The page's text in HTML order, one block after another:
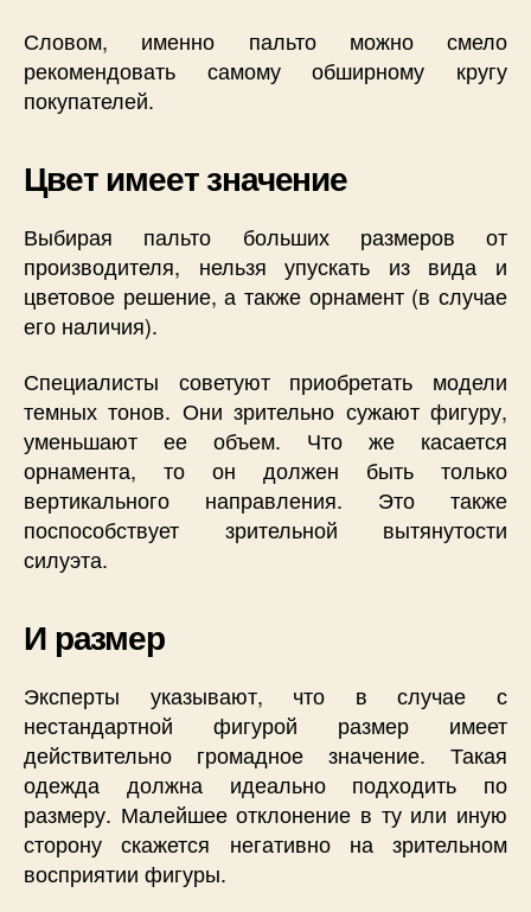
Словом, именно пальто можно смело
рекомендовать самому обширному кругу
покупателей.
Цвет имеет значение
Выбирая пальто больших размеров от
производителя, нельзя упускать из вида и
цветовое решение, а также орнамент (в случае
его наличия).
Специалисты советуют приобретать модели
темных тонов. Они зрительно сужают фигуру,
уменьшают ее объем. Что же касается
орнамента, то он должен быть только
вертикального направления. Это также
поспособствует зрительной вытянутости
силуэта.
И размер
Эксперты указывают, что в случае с
нестандартной фигурой размер имеет
действительно громадное значение. Такая
одежда должна идеально подходить по
размеру. Малейшее отклонение в ту или иную
сторону скажется негативно на зрительном
восприятии фигуры.